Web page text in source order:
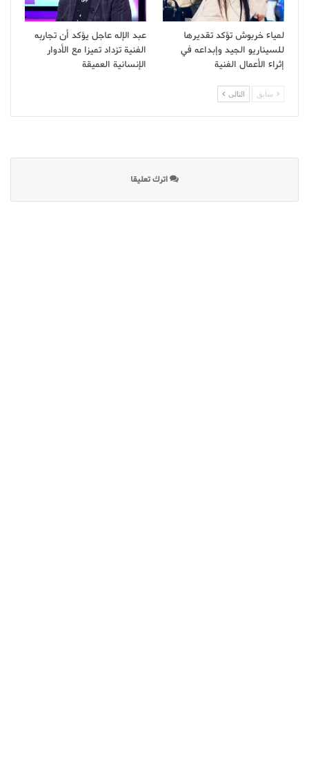
لمياء خربوش تؤكد تقديرها
للسيناريو الجيد وإبداعه في
إثراء الأعمال الفنية
عبد الإله عاجل يؤكد أن تجاربه
الفنية تزداد تميزا مع الأدوار
الإنسانية العميقة
سابق التالى
اترك تعليقا